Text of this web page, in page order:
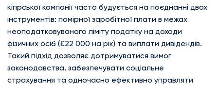
кіпрської компанії часто будується на поєднанні двох
інструментів: помірної заробітної плати в межах
неоподатковуваного ліміту податку на доходи
фізичних осіб (€22 000 на рік) та виплати дивідендів.
Такий підхід дозволяє дотримуватися вимог
законодавства, забезпечувати соціальне
страхування та одночасно ефективно управляти